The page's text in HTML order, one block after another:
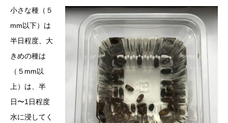
小さな種（５
mm以下）は
半日程度、大
きめの種は
（５mm以
上）は、半
日〜1日程度
水に浸してく